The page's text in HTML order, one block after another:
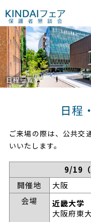
日程
ご来場の際は、公共交
いいたします。
9/19
開催地
大阪
会場
近畿大学
大阪府東